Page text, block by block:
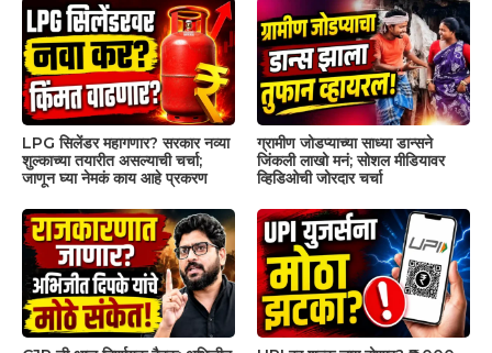
LPG सिलेंडर महागणार? सरकार नव्या
शुल्काच्या तयारीत असल्याची चर्चा;
जाणून घ्या नेमकं काय आहे प्रकरण
ग्रामीण जोडप्याच्या साध्या डान्सने
जिंकली लाखो मनं; सोशल मीडियावर
व्हिडिओची जोरदार चर्चा